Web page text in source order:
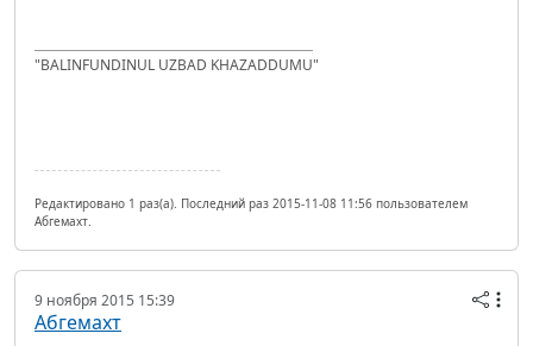
"BALINFUNDINUL UZBAD KHAZADDUMU"
Редактировано 1 раз(а). Последний раз 2015-11-08 11:56 пользователем
Абгемахт.
9 ноября 2015 15:39
Абгемахт